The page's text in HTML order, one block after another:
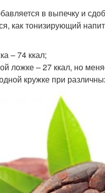
в выпечку и
как тонизирующий
– 74 ккал;
ложке – 27 ккал, но
кружке при